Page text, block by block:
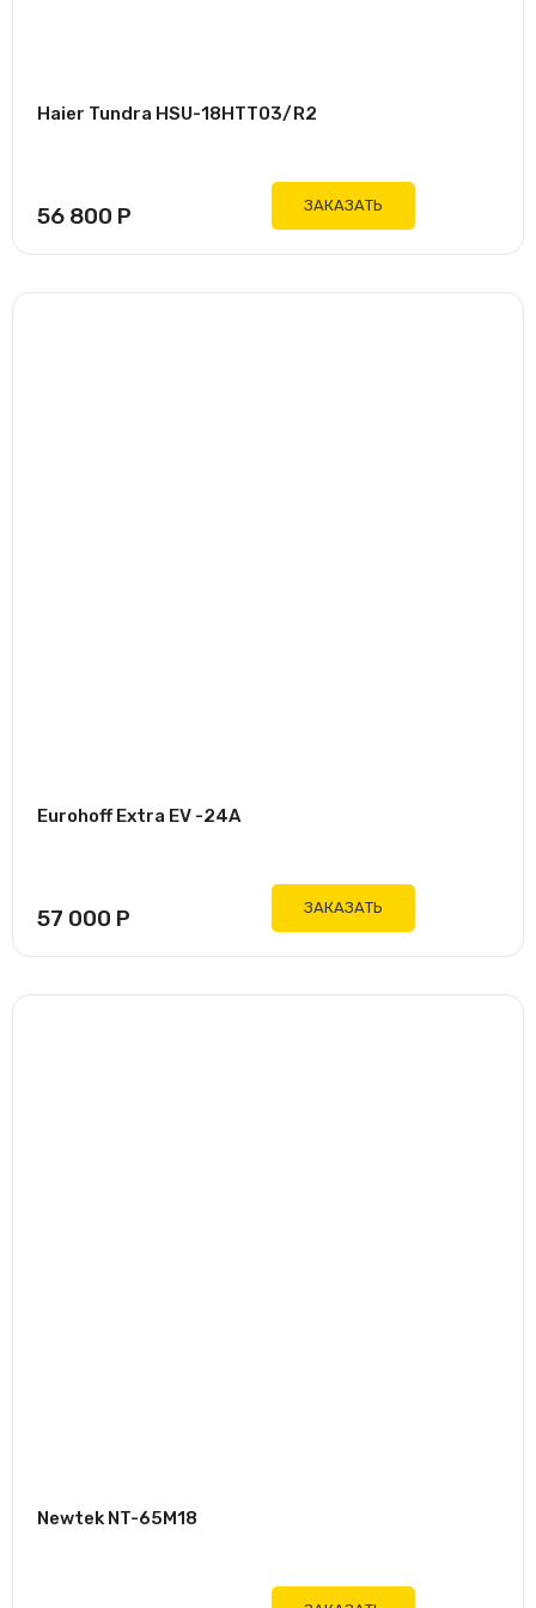
Haier Tundra HSU-18HTT03/R2
56 800 Р ЗАКАЗАТЬ
Eurohoff Extra EV -24A
57 000 Р ЗАКАЗАТЬ
Newtek NT-65M18